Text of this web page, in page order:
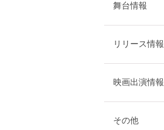
舞台情報
リリース情報
映画出演情報
その他